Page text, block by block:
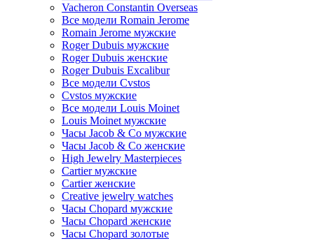
Vacheron Constantin Overseas
Все модели Romain Jerome
Romain Jerome мужские
Roger Dubuis мужские
Roger Dubuis женские
Roger Dubuis Excalibur
Все модели Cvstos
Cvstos мужские
Все модели Louis Moinet
Louis Moinet мужские
Часы Jacob & Co мужские
Часы Jacob & Co женские
High Jewelry Masterpieces
Cartier мужские
Cartier женские
Creative jewelry watches
Часы Chopard мужские
Часы Сhopard женские
Часы Сhopard золотые